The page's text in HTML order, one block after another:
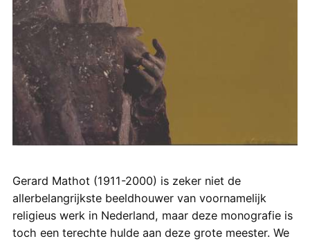
Gerard Mathot (1911-2000) is zeker niet de
allerbelangrijkste beeldhouwer van voornamelijk
religieus werk in Nederland, maar deze monografie is
toch een terechte hulde aan deze grote meester. We